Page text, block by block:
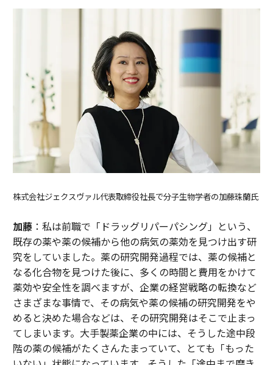
株式会社ジェクスヴァル代表取締役社長で分子生物学者の加藤珠蘭氏
加藤：私は前職で「ドラッグリパーパシング」という、
既存の薬や薬の候補から他の病気の薬効を見つけ出す研
究をしていました。薬の研究開発過程では、薬の候補と
なる化合物を見つけた後に、多くの時間と費用をかけて
薬効や安全性を調べますが、企業の経営戦略の転換など
さまざまな事情で、その病気や薬の候補の研究開発をや
めると決めた場合などは、その研究開発はそこで止まっ
てしまいます。大手製薬企業の中には、そうした途中段
階の薬の候補がたくさんたまっていて、とても「もった